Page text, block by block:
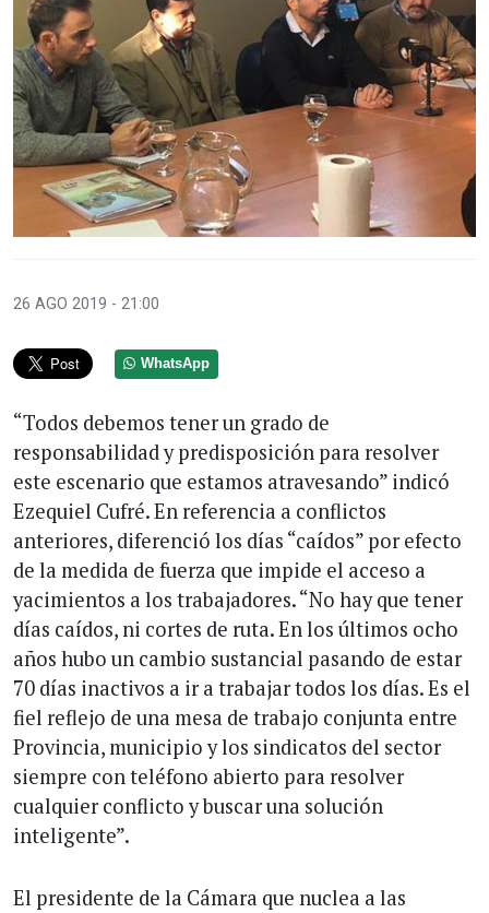
26 AGO 2019 - 21:00
WhatsApp
“Todos debemos tener un grado de
responsabilidad y predisposición para resolver
este escenario que estamos atravesando” indicó
Ezequiel Cufré. En referencia a conflictos
anteriores, diferenció los días “caídos” por efecto
de la medida de fuerza que impide el acceso a
yacimientos a los trabajadores. “No hay que tener
días caídos, ni cortes de ruta. En los últimos ocho
años hubo un cambio sustancial pasando de estar
70 días inactivos a ir a trabajar todos los días. Es el
fiel reflejo de una mesa de trabajo conjunta entre
Provincia, municipio y los sindicatos del sector
siempre con teléfono abierto para resolver
cualquier conflicto y buscar una solución
inteligente”.
El presidente de la Cámara que nuclea a las